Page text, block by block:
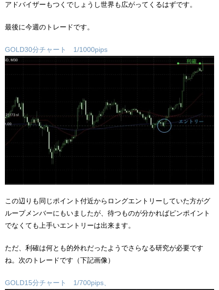
アドバイザーもつくでしょうし世界も広がってくるはずです。
最後に今週のトレードです。
GOLD30分チャート 1/1000pips
この辺りも同じポイント付近からロングエントリーしていた方がグ
ループメンバーにもいましたが、待つものが分かればピンポイント
でなくても上手いエントリーは出来ます。
ただ、利確は何とも的外れだったようでさらなる研究が必要です
ね。次のトレードです（下記画像）
GOLD15分チャート 1/700pips、